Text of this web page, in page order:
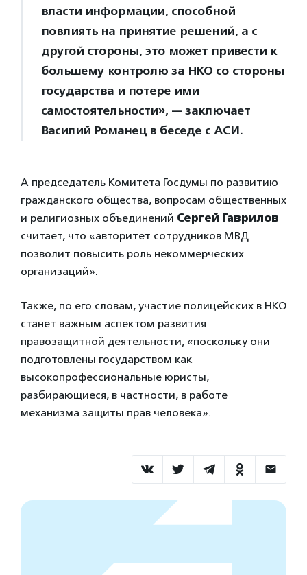
власти информации, способной
повлиять на принятие решений, а с
другой стороны, это может привести к
большему контролю за НКО со стороны
государства и потере ими
самостоятельности», — заключает
Василий Романец в беседе с АСИ.
А председатель Комитета Госдумы по развитию
гражданского общества, вопросам общественных
и религиозных объединений Сергей Гаврилов
считает, что «авторитет сотрудников МВД
позволит повысить роль некоммерческих
организаций».
Также, по его словам, участие полицейских в НКО
станет важным аспектом развития
правозащитной деятельности, «поскольку они
подготовлены государством как
высокопрофессиональные юристы,
разбирающиеся, в частности, в работе
механизма защиты прав человека».